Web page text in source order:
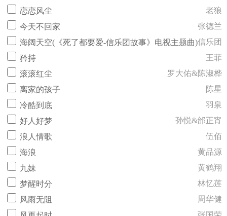
恋恋风尘
老狼
今天不回家
张德兰
海阔天空(《死了都要爱-信乐团故事》电视主题曲)信乐团
矜持
王菲
滚滚红尘
罗大佑&陈淑桦
离家的孩子
陈星
冷酷到底
羽泉
好人好梦
孙悦&邰正宵
浪人情歌
伍佰
海浪
黄品源
九妹
黄鹤翔
梦醒时分
林忆莲
风雨无阻
周华健